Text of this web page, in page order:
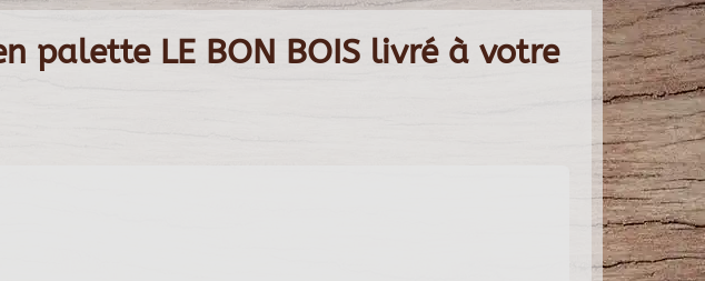
palette LE BON BOIS livré à votre